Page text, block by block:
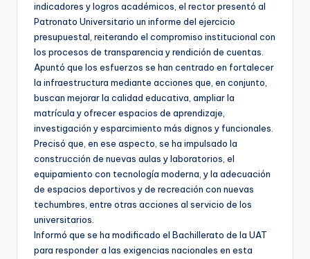
indicadores y logros académicos, el rector presentó al
Patronato Universitario un informe del ejercicio
presupuestal, reiterando el compromiso institucional con
los procesos de transparencia y rendición de cuentas.
Apuntó que los esfuerzos se han centrado en fortalecer
la infraestructura mediante acciones que, en conjunto,
buscan mejorar la calidad educativa, ampliar la
matrícula y ofrecer espacios de aprendizaje,
investigación y esparcimiento más dignos y funcionales.
Precisó que, en ese aspecto, se ha impulsado la
construcción de nuevas aulas y laboratorios, el
equipamiento con tecnología moderna, y la adecuación
de espacios deportivos y de recreación con nuevas
techumbres, entre otras acciones al servicio de los
universitarios.
Informó que se ha modificado el Bachillerato de la UAT
para responder a las exigencias nacionales en esta